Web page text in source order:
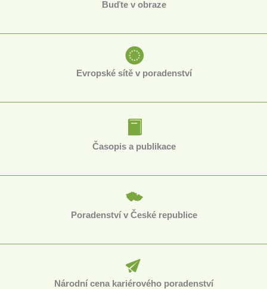
Buďte v obraze
Evropské sítě v poradenství
Časopis a publikace
Poradenství v České republice
Národní cena kariérového poradenství